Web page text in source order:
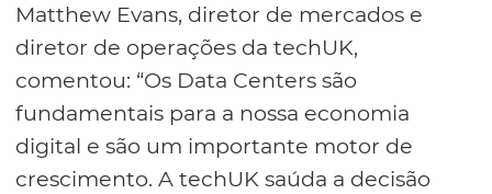
Matthew Evans, diretor de mercados e
diretor de operações da techUK,
comentou: “Os Data Centers são
fundamentais para a nossa economia
digital e são um importante motor de
crescimento. A techUK saúda a decisão